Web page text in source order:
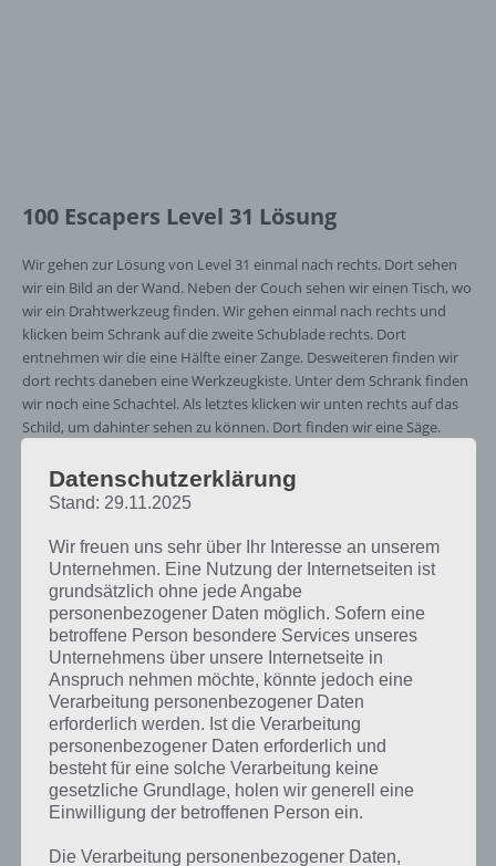
100 Escapers Level 31 Lösung
Wir gehen zur Lösung von Level 31 einmal nach rechts. Dort sehen
wir ein Bild an der Wand. Neben der Couch sehen wir einen Tisch, wo
wir ein Drahtwerkzeug finden. Wir gehen einmal nach rechts und
klicken beim Schrank auf die zweite Schublade rechts. Dort
entnehmen wir die eine Hälfte einer Zange. Desweiteren finden wir
dort rechts daneben eine Werkzeugkiste. Unter dem Schrank finden
wir noch eine Schachtel. Als letztes klicken wir unten rechts auf das
Schild, um dahinter sehen zu können. Dort finden wir eine Säge.
Weiter in die Lösung zu Level 31 gehen wir zur Tür und klicken links
neben der Tür auf die elektrische Box. Dort nehmen wir unten rechts
Nun drehen wir uns um 180 Grad und klicken auf den Hocker rechts.
Dort nehmen wir die Säge und sägen das Holzbein ab. Wir verbinden
nun dieses Holz mit dem Teil des Schraubenziehers. Nun klicken wir
auf den rechten Bereich des Schreibtisches. Dort schrauben wir mit
unserem Schraubenzieher zur Lösung von Level 31 die Schrauben
heraus.
Wir gehen nun nach links und klicken beim kleinen Schrank neben
der Couch rechts an. Dort nehmen wir unseren Schraubenzieher und
bekommen die Schublade auf. Dort entnehmen wir den zweiten Teil
der Zange sowie die zweite Zange.
Nun verbinden wir zur Lösung von Level 31 alle Werkzeuge mit der
Datenschutzerklärung
Stand: 29.11.2025
Wir freuen uns sehr über Ihr Interesse an unserem
Unternehmen. Eine Nutzung der Internetseiten ist
grundsätzlich ohne jede Angabe
personenbezogener Daten möglich. Sofern eine
betroffene Person besondere Services unseres
Unternehmens über unsere Internetseite in
Anspruch nehmen möchte, könnte jedoch eine
Verarbeitung personenbezogener Daten
erforderlich werden. Ist die Verarbeitung
personenbezogener Daten erforderlich und
besteht für eine solche Verarbeitung keine
gesetzliche Grundlage, holen wir generell eine
Einwilligung der betroffenen Person ein.
Die Verarbeitung personenbezogener Daten,